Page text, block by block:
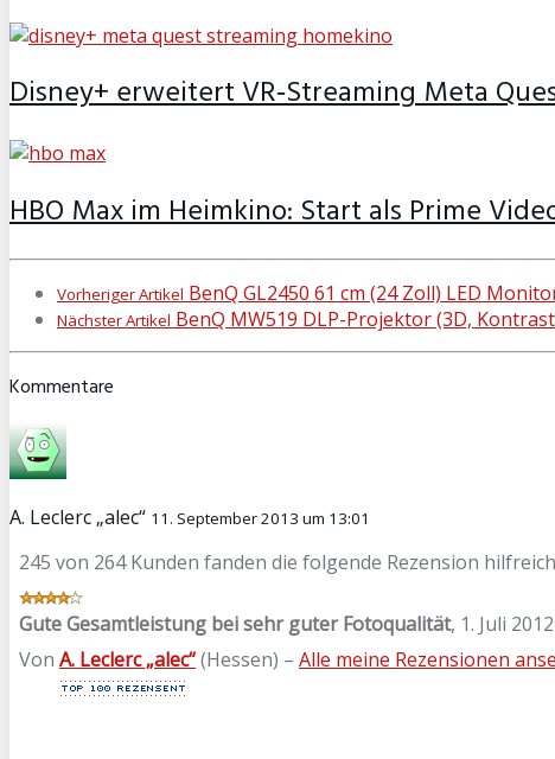
Disney+ erweitert VR‑Streaming Meta
HBO Max im Heimkino: Start als Prime
Vorheriger Artikel BenQ GL2450 61 cm (24 Zoll) LED
Nächster Artikel BenQ MW519 DLP-Projektor (3D,
Kommentare
A. Leclerc „alec“ 11. September 2013 um 13:01
245 von 264 Kunden fanden die folgende Rezension hilfreich
Gute Gesamtleistung bei sehr guter Fotoqualität, 1. Juli 2012
Von A. Leclerc „alec“(Hessen) – Alle meine Rezensionen